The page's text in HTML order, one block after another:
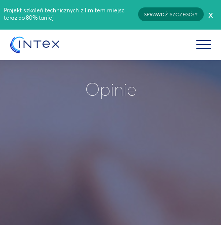
Projekt szkoleń technicznych z limitem miejsc
teraz do 80% taniej
SPRAWDŹ SZCZEGÓŁY x
Opinie